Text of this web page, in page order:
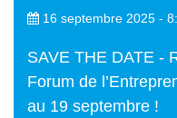
16 septembre 2025 -
SAVE THE DATE -
Forum de
au 19 septembre !